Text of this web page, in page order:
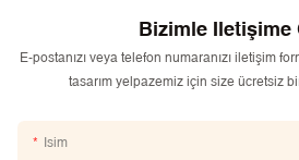
Bizimle Iletişime
E-postanızı veya telefon numaranızı iletişim
tasarım yelpazemiz için size ücretsiz
Isim